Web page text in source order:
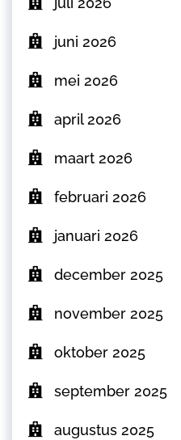
juni 2026
mei 2026
april 2026
maart 2026
februari 2026
januari 2026
december 2025
november 2025
oktober 2025
september 2025
augustus 2025